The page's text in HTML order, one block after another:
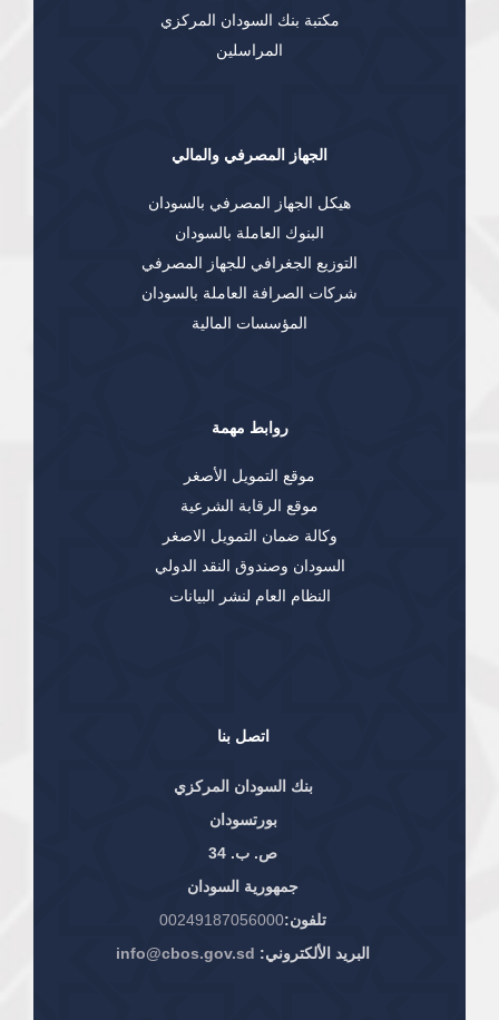
اتصل بنا
بنك السودان المركزي
بورتسودان
ص. ب. 34
جمهورية السودان
تلفون:00249187056000
البريد الألكتروني: info@cbos.gov.sd
مكتبة بنك السودان المركزي
المراسلين
الجهاز المصرفي والمالي
هيكل الجهاز المصرفي بالسودان
البنوك العاملة بالسودان
التوزيع الجغرافي للجهاز المصرفي
شركات الصرافة العاملة بالسودان
المؤسسات المالية
روابط مهمة
موقع التمويل الأصغر
موقع الرقابة الشرعية
وكالة ضمان التمويل الاصغر
السودان وصندوق النقد الدولي
النظام العام لنشر البيانات